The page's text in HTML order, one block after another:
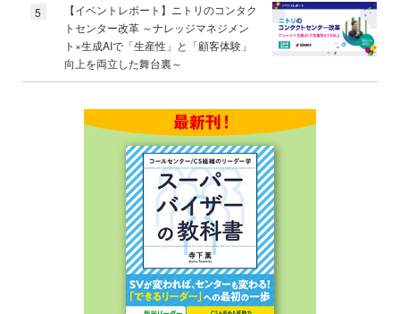
5
【イベントレポート】ニトリのコンタク
トセンター改革 ～ナレッジマネジメン
ト×生成AIで「生産性」と「顧客体験」
向上を両立した舞台裏～